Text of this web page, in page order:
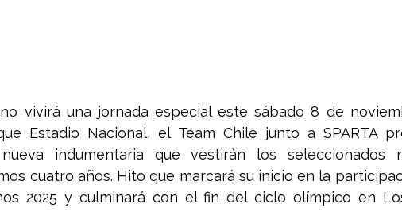
vivirá una jornada especial este sábado 8 de
Estadio Nacional, el Team Chile junto a SPARTA
indumentaria que vestirán los seleccionados
cuatro años. Hito que marcará su inicio en la
2025 y culminará con el fin del ciclo olímpico en